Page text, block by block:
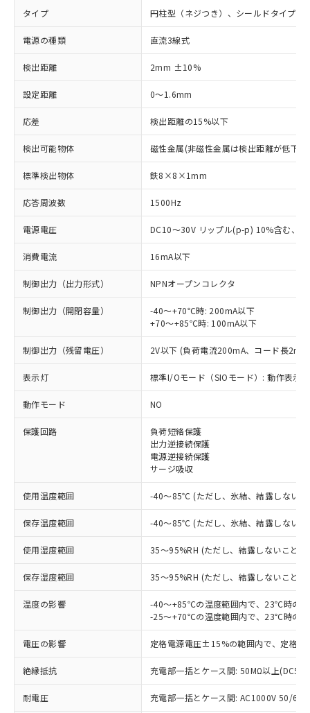
タイプ 円柱型（ネジつき）、シールドタイプ
電源の種類 直流3線式
検出距離 2mm ±10%
設定距離 0～1.6mm
応差 検出距離の15%以下
検出可能物体 磁性金属(非磁性金属は検出距離が低下し
標準検出物体 鉄8×8×1mm
応答周波数 1500Hz
電源電圧 DC10～30V リップル(p-p) 10%含む、
消費電流 16mA以下
制御出力（出力形式） NPNオープンコレクタ
制御出力（開閉容量）
-40～+70℃時: 200mA以下
+70～+85℃時: 100mA以下
制御出力（残留電圧） 2V以下 (負荷電流200mA、コード長2m
表示灯 標準I/Oモード（SIOモード）: 動作表示
動作モード NO
保護回路
負荷短絡保護
出力逆接続保護
電源逆接続保護
サージ吸収
使用温度範囲 -40～85℃ (ただし、氷結、結露しないこ
保存温度範囲 -40～85℃ (ただし、氷結、結露しないこ
使用湿度範囲 35～95%RH (ただし、結露しないこと)
保存湿度範囲 35～95%RH (ただし、結露しないこと)
温度の影響
-40～+85℃の温度範囲内で、23℃時の
-25～+70℃の温度範囲内で、23℃時の
電圧の影響 定格電源電圧±15%の範囲内で、定格
絶縁抵抗 充電部一括とケース間: 50MΩ以上
耐電圧 充電部一括とケース間: AC1000V 50/
ご利用条件
以下の条件をお読みいただき、同意のうえ
ご利用ください。
本サービスは、当社制御機器事業取扱
商品の当社在庫状況および標準価格
(税抜)を提供させていただくもので
当社制御機器事業取扱商品の中には、
本サービスの対象外となる商品もある
ことをご了承ください。
在庫状況および標準価格照会結果は、
※1 対応状況
対応済み：EU RoHS指令（10物質）の
非含有に対応した製品が提供可能な商品で
対応予定：EU RoHS指令（10物質）の非含
有に対応した製品に切り替える予定のある
商品です。
対応予定なし：EU RoHS指令（10物質）の
非含有に非対応の商品で、対応品を出す予
定はありません。
調査・確認中：EU RoHS指令（10物質）の
非含有の対応状況を調査中または確認中の
非該当品：ライセンス料など無形物で、有
害物質有無と関係のない商品です。
いたものが、含有品と判明した場合などや
むを得ず変更することがあります。
※1 中国RoHS○×表
「○」：最大均質材料含有率が中国RoHSの
基準値以下であることを示します。
「×」：最大均質材料含有率が中国RoHSの
基準値を超えていることを示します。
為替および外国貿易法に定める商品
（以下｢規制貨物等」という）を輸出